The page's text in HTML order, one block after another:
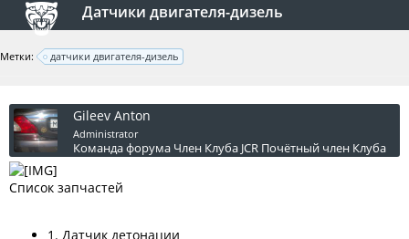
Датчики двигателя-дизель
Метки: датчики двигателя-дизель
Gileev Anton
Administrator
Команда форума Член Клуба JCR Почётный член Клуба
Список запчастей
1. Датчик детонации